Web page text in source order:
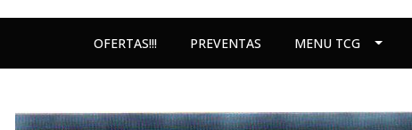
OFERTAS!!! PREVENTAS MENU TCG